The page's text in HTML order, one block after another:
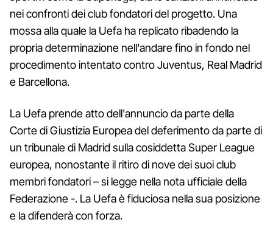
nei confronti dei club fondatori del progetto. Una
mossa alla quale la Uefa ha replicato ribadendo la
propria determinazione nell'andare fino in fondo nel
procedimento intentato contro Juventus, Real Madrid
e Barcellona.
La Uefa prende atto dell'annuncio da parte della
Corte di Giustizia Europea del deferimento da parte di
un tribunale di Madrid sulla cosiddetta Super League
europea, nonostante il ritiro di nove dei suoi club
membri fondatori – si legge nella nota ufficiale della
Federazione -. La Uefa è fiduciosa nella sua posizione
e la difenderà con forza.